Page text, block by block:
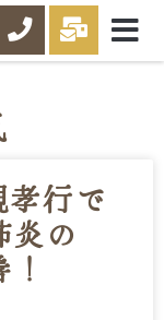
行で
炎の